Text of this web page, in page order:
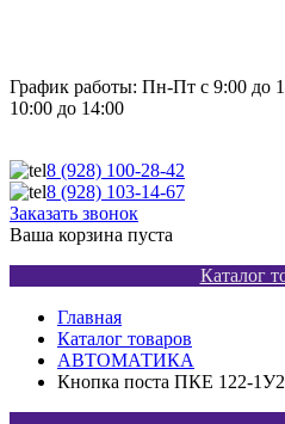
График работы: Пн-Пт с 9:00 до
10:00 до 14:00
8 (928) 100-28-42
8 (928) 103-14-67
Заказать звонок
Ваша корзина пуста
Каталог
Главная
Каталог товаров
АВТОМАТИКА
Кнопка поста ПКЕ 122-1У2